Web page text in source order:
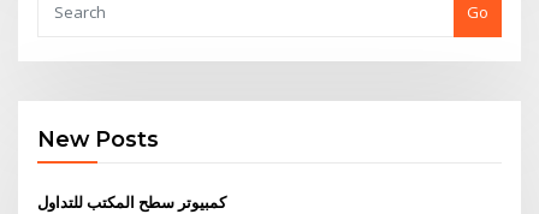
Go
New Posts
كمبيوتر سطح المكتب للتداول